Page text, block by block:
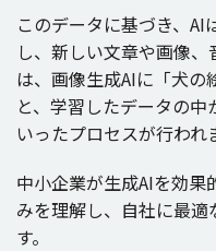
このデータに基づき、AI
し、新しい文章や画像、
は、 画像生成AIに「犬の
と、 学習したデータの中
いったプロセスが行われ
中小企業が生成AIを効果
みを理解し、 自社に最適
す。